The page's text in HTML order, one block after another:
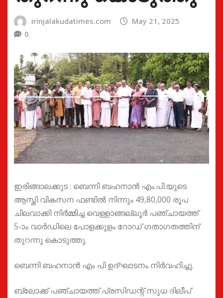
irinjalakudatimes.com
May 21, 2025
0
ഇരിങ്ങാലക്കുട : ബെന്നി ബഹനാൻ എം.പി.യുടെ
ആസ്തി വികസന ഫണ്ടിൽ നിന്നും 49,80,000 രൂപ
ചിലവാക്കി നിർമ്മിച്ച വെള്ളാങ്ങല്ലൂർ പഞ്ചായത്ത്
5-ാം വാർഡിലെ പോളക്കുളം റോഡ്‌ ഗതാഗതത്തിന്
തുറന്നു കൊടുത്തു.
ബെന്നി ബഹനാൻ എം പി ഉദ്ഘാടനം നിർവഹിച്ചു.
ബ്ലോക്ക്‌ പഞ്ചായത്ത്‌ പ്രസിഡന്റ് സുധ ദിലീപ്